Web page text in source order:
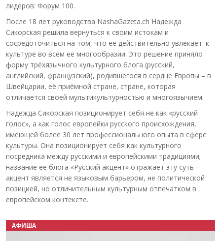
лидеров: Форум 100.
После 18 лет руководства NashaGazeta.ch Надежда
Сикорская решила вернуться к своим истокам и
сосредоточиться на том, что её действительно увлекает: к
культуре во всём её многообразии. Это решение приняло
форму трёхязычного культурного блога (русский,
английский, французский), родившегося в сердце Европы – в
Швейцарии, её приёмной стране, стране, которая
отличается своей мультикультурностью и многоязычием.
Надежда Сикорская позиционирует себя не как «русский
голос», а как голос европейки русского происхождения,
имеющей более 30 лет профессионального опыта в сфере
культуры. Она позиционирует себя как культурного
посредника между русскими и европейскими традициями;
название её блога «Русский акцент» отражает эту суть –
акцент является не языковым барьером, не политической
позицией, но отличительным культурным отпечатком в
европейском контексте.
АФИША